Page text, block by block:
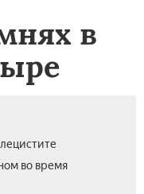
в
во время